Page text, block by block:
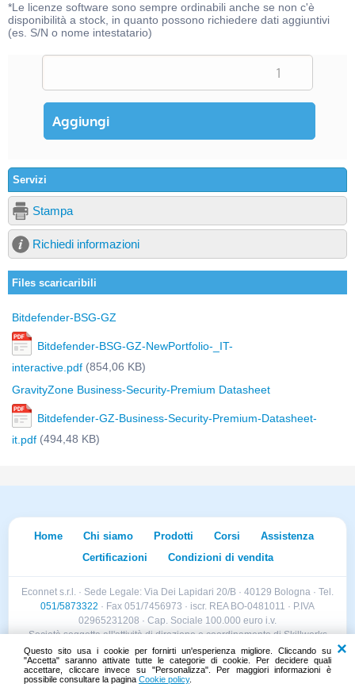
Questo sito usa i cookie per fornirti un'esperienza migliore. Cliccando su
"Accetta" saranno attivate tutte le categorie di cookie. Per decidere quali
accettare, cliccare invece su "Personalizza". Per maggiori informazioni è
possibile consultare la pagina Cookie policy.
*Le licenze software sono sempre ordinabili anche se non c'è
disponibilità a stock, in quanto possono richiedere dati aggiuntivi
(es. S/N o nome intestatario)
Servizi
Stampa
Richiedi informazioni
Files scaricaribili
Bitdefender-BSG-GZ
Bitdefender-BSG-GZ-NewPortfolio-_IT-
interactive.pdf (854,06 KB)
GravityZone Business-Security-Premium Datasheet
Bitdefender-GZ-Business-Security-Premium-Datasheet-
it.pdf (494,48 KB)
Home Chi siamo Prodotti Corsi
Assistenza
Certificazioni
Condizioni di vendita
Econnet s.r.l. · Sede Legale: Via Dei Lapidari 20/B · 40129 Bologna · Tel.
051/5873322 · Fax 051/7456973 · iscr. REA BO-0481011 · P.IVA
02965231208 · Cap. Sociale 100.000 euro i.v.
Società soggetta all'attività di direzione e coordinamento di Skillworks
Holding s.r.l. · Sede Legale: Via Vittorio Emanuele II 28 · Roncadelle (BS)
- C.F. 04151440981